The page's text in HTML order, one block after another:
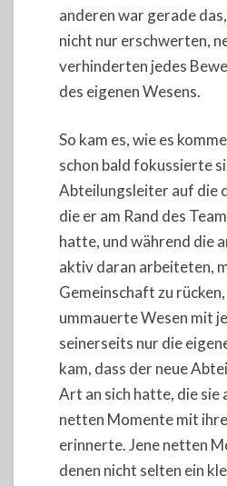
anderen war gerade
nicht nur erschwerten,
verhinderten jedes
des eigenen Wesens.
So kam es, wie es
schon bald fokussierte
Abteilungsleiter auf die
die er am Rand des
hatte, und während die
aktiv daran arbeiteten,
Gemeinschaft zu
ummauerte Wesen mit
seinerseits nur die
kam, dass der neue
Art an sich hatte, die sie
netten Momente mit
erinnerte. Jene netten
denen nicht selten ein